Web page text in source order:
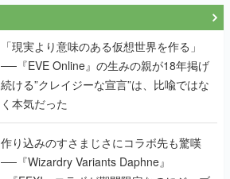
「現実より意味のある仮想世界を作る」
──『EVE Online』の生みの親が18年掲げ
続ける”クレイジーな宣言”は、比喩ではな
く本気だった
作り込みのすさまじさにコラボ先も驚嘆
──『Wizardry Variants Daphne』